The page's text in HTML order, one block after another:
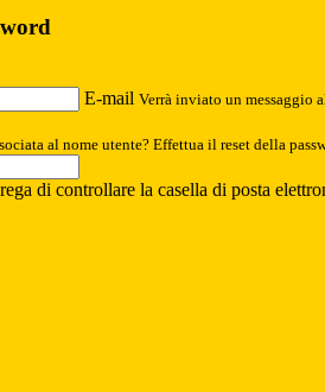
E-mail Verrà inviato un messaggio
al nome utente? Effettua il reset della
di controllare la casella di posta